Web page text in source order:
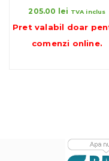
205.00 lei TVA inclus
Pret valabil doar
comenzi online.